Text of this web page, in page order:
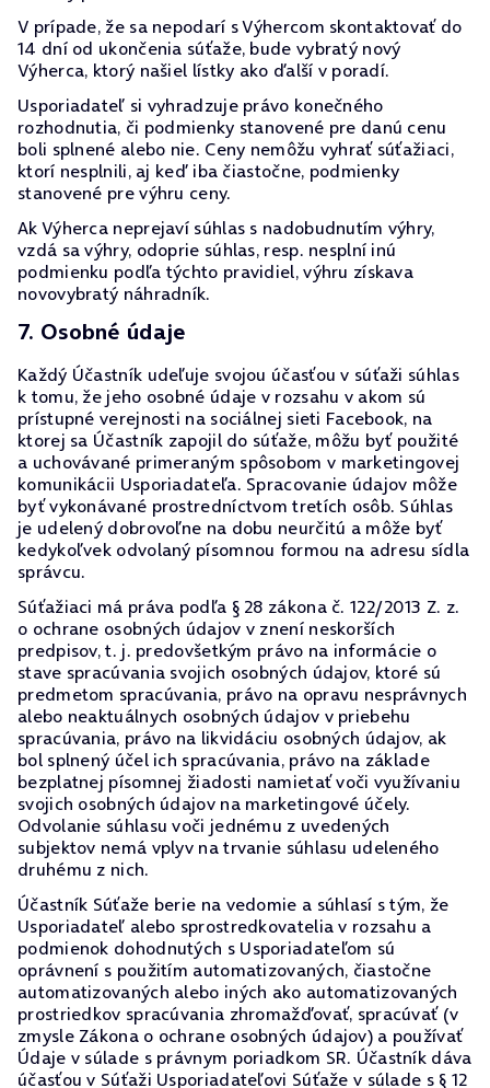
V prípade, že sa nepodarí s Výhercom skontaktovať do
14 dní od ukončenia súťaže, bude vybratý nový
Výherca, ktorý našiel lístky ako ďalší v poradí.
Usporiadateľ si vyhradzuje právo konečného
rozhodnutia, či podmienky stanovené pre danú cenu
boli splnené alebo nie. Ceny nemôžu vyhrať súťažiaci,
ktorí nesplnili, aj keď iba čiastočne, podmienky
stanovené pre výhru ceny.
Ak Výherca neprejaví súhlas s nadobudnutím výhry,
vzdá sa výhry, odoprie súhlas, resp. nesplní inú
podmienku podľa týchto pravidiel, výhru získava
novovybratý náhradník.
7. Osobné údaje
Každý Účastník udeľuje svojou účasťou v súťaži súhlas
k tomu, že jeho osobné údaje v rozsahu v akom sú
prístupné verejnosti na sociálnej sieti Facebook, na
ktorej sa Účastník zapojil do súťaže, môžu byť použité
a uchovávané primeraným spôsobom v marketingovej
komunikácii Usporiadateľa. Spracovanie údajov môže
byť vykonávané prostredníctvom tretích osôb. Súhlas
je udelený dobrovoľne na dobu neurčitú a môže byť
kedykoľvek odvolaný písomnou formou na adresu sídla
správcu.
Súťažiaci má práva podľa § 28 zákona č. 122/2013 Z. z.
o ochrane osobných údajov v znení neskorších
predpisov, t. j. predovšetkým právo na informácie o
stave spracúvania svojich osobných údajov, ktoré sú
predmetom spracúvania, právo na opravu nesprávnych
alebo neaktuálnych osobných údajov v priebehu
spracúvania, právo na likvidáciu osobných údajov, ak
bol splnený účel ich spracúvania, právo na základe
bezplatnej písomnej žiadosti namietať voči využívaniu
svojich osobných údajov na marketingové účely.
Odvolanie súhlasu voči jednému z uvedených
subjektov nemá vplyv na trvanie súhlasu udeleného
druhému z nich.
Účastník Súťaže berie na vedomie a súhlasí s tým, že
Usporiadateľ alebo sprostredkovatelia v rozsahu a
podmienok dohodnutých s Usporiadateľom sú
oprávnení s použitím automatizovaných, čiastočne
automatizovaných alebo iných ako automatizovaných
prostriedkov spracúvania zhromažďovať, spracúvať (v
zmysle Zákona o ochrane osobných údajov) a používať
Údaje v súlade s právnym poriadkom SR. Účastník dáva
účasťou v Súťaži Usporiadateľovi Súťaže v súlade s § 12